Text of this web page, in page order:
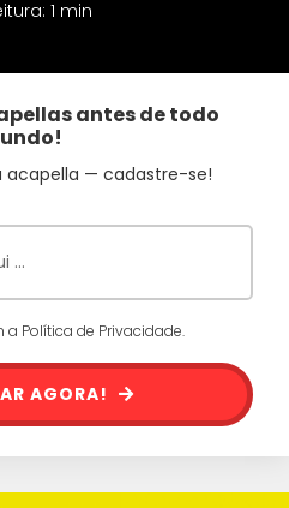
1 min
antes de todo
acapella — cadastre-se!
Política de Privacidade.
AGORA!